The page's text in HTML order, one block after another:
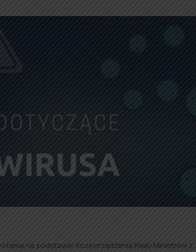
na podstawie Rozporządzenia Rady Ministrów z